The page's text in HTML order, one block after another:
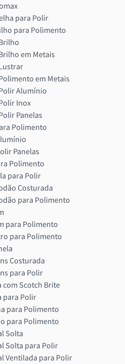
para Polir
para Polimento
em Metais
em Metais
Alumínio
Inox
Panelas
Polimento
Panelas
Polimento
para Polir
Costurada
para Polimento
para Polimento
para Polimento
Costurada
para Polir
com Scotch Brite
para Polir
para Polimento
para Polimento
Solta
Solta para Polir
Ventilada para Polir